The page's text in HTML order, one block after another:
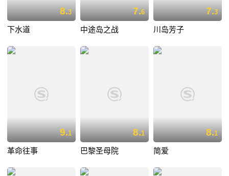
8.3
下水道
7.6
中途岛之战
7.3
川岛芳子
9.1
革命往事
8.1
巴黎圣母院
8.1
简爱